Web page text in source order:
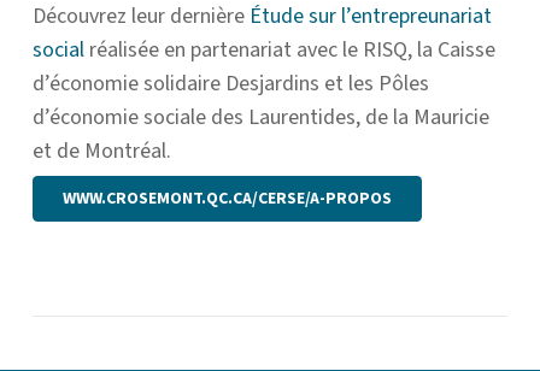
Découvrez leur dernière Étude sur l’entrepreunariat
social réalisée en partenariat avec le RISQ, la Caisse
d’économie solidaire Desjardins et les Pôles
d’économie sociale des Laurentides, de la Mauricie
et de Montréal.
WWW.CROSEMONT.QC.CA/CERSE/A-PROPOS